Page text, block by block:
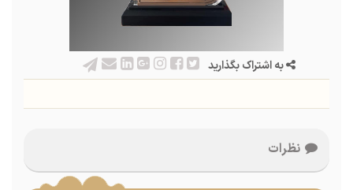
به اشتراک بگذارید
نظرات